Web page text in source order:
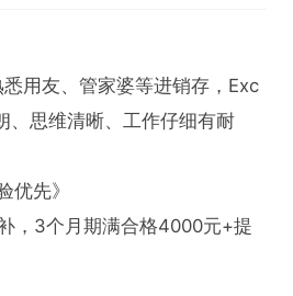
用友、管家婆等进销存，Exc
、思维清晰、工作仔细有耐
优先》
，3个月期满合格4000元+提